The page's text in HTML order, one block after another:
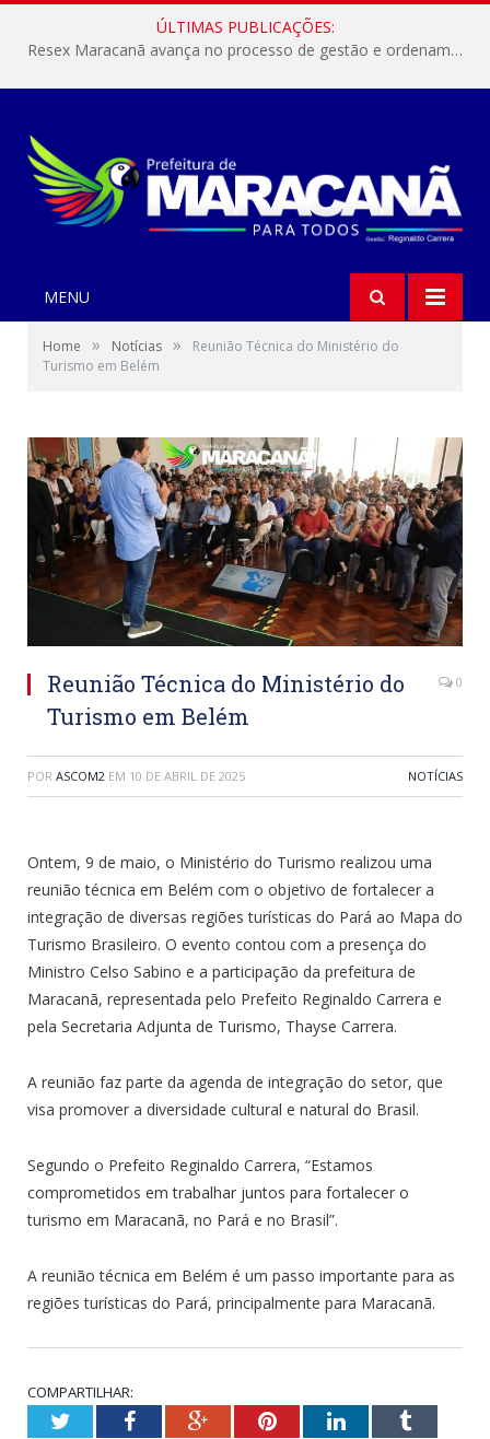
ÚLTIMAS PUBLICAÇÕES:
Resex Maracanã avança no processo de gestão e ordenamento do turismo em nossas áreas protegidas.
MENU
Home » Notícias »
Reunião Técnica do Ministério do
Turismo em Belém
Reunião Técnica do Ministério do
Turismo em Belém
0
POR ASCOM2 EM 10 DE ABRIL DE 2025 NOTÍCIAS
Ontem, 9 de maio, o Ministério do Turismo realizou uma
reunião técnica em Belém com o objetivo de fortalecer a
integração de diversas regiões turísticas do Pará ao Mapa do
Turismo Brasileiro. O evento contou com a presença do
Ministro Celso Sabino e a participação da prefeitura de
Maracanã, representada pelo Prefeito Reginaldo Carrera e
pela Secretaria Adjunta de Turismo, Thayse Carrera.
A reunião faz parte da agenda de integração do setor, que
visa promover a diversidade cultural e natural do Brasil.
Segundo o Prefeito Reginaldo Carrera, “Estamos
comprometidos em trabalhar juntos para fortalecer o
turismo em Maracanã, no Pará e no Brasil”.
A reunião técnica em Belém é um passo importante para as
regiões turísticas do Pará, principalmente para Maracanã.
COMPARTILHAR:
TwitterFacebookGoogle+PinterestLinkedInTumblr